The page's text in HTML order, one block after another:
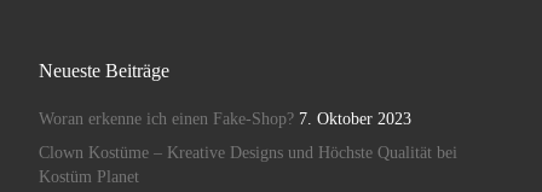
Neueste Beiträge
Woran erkenne ich einen Fake-Shop? 7. Oktober 2023
Clown Kostüme – Kreative Designs und Höchste Qualität bei
Kostüm Planet